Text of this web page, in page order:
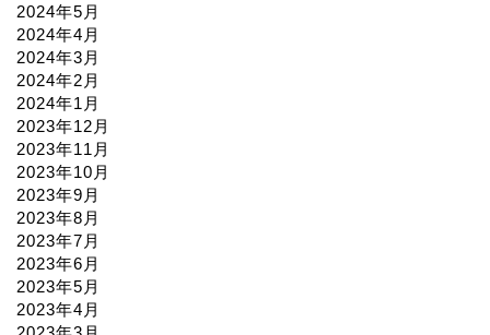
2024年5月
2024年4月
2024年3月
2024年2月
2024年1月
2023年12月
2023年11月
2023年10月
2023年9月
2023年8月
2023年7月
2023年6月
2023年5月
2023年4月